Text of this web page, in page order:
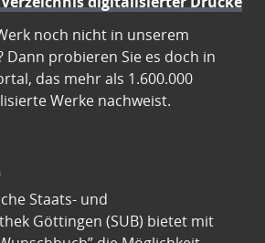
noch nicht in unserem
Dann probieren Sie es doch in
das mehr als 1.600.000
Werke nachweist.
Staats- und
Göttingen (SUB) bietet mit